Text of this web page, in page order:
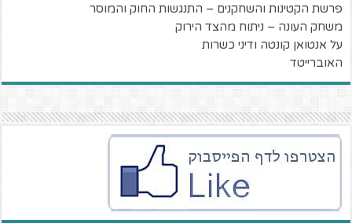
פרשת הקטינות והשחקנים – התנגשות החוק והמוסר
משחק העונה – ניתוח מהצד הירוק
על אנטואן קונטה ודיני כשרות
האוברייטד